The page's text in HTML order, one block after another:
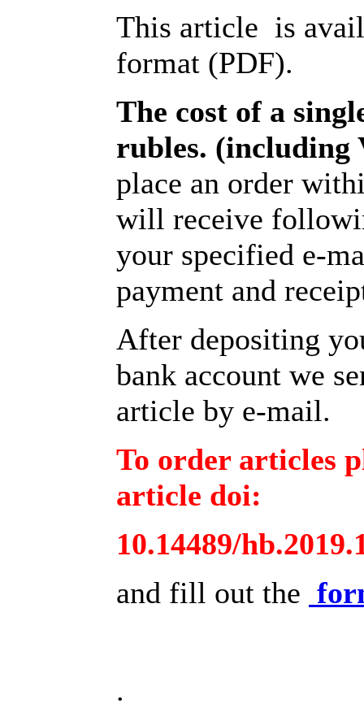
This article is
format (PDF).
The cost of a
rubles. (including
place an order
will receive
your specified e-
payment and
After depositing
bank account we
article by e-mail.
To order articles
article doi:
10.14489/
and fill out the
.